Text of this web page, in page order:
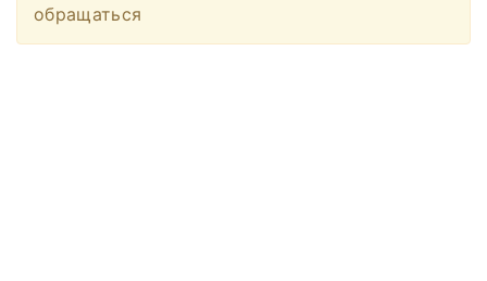
обращаться